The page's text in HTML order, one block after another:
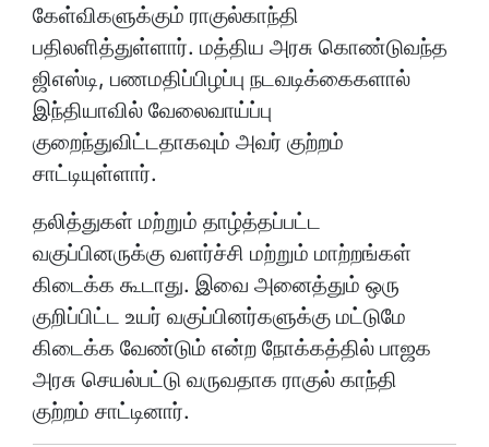
கேள்விகளுக்கும் ராகுல்காந்தி
பதிலளித்துள்ளார். மத்திய அரசு கொண்டுவந்த
ஜிஎஸ்டி, பணமதிப்பிழப்பு நடவடிக்கைகளால்
இந்தியாவில் வேலைவாய்ப்பு
குறைந்துவிட்டதாகவும் அவர் குற்றம்
சாட்டியுள்ளார்.
தலித்துகள் மற்றும் தாழ்த்தப்பட்ட
வகுப்பினருக்கு வளர்ச்சி மற்றும் மாற்றங்கள்
கிடைக்க கூடாது. இவை அனைத்தும் ஒரு
குறிப்பிட்ட உயர் வகுப்பினர்களுக்கு மட்டுமே
கிடைக்க வேண்டும் என்ற நோக்கத்தில் பாஜக
அரசு செயல்பட்டு வருவதாக ராகுல் காந்தி
குற்றம் சாட்டினார்.